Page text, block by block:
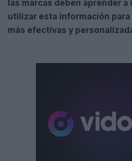
las marcas deben aprender
utilizar esta información para
más efectivas y